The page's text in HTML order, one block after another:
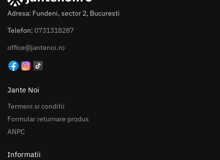
Adresa: Fundeni, sector 2, Bucuresti
Telefon: 0731318287
office@jantenoi.ro
Jante Noi
Termeni si conditii
Formular returnare produs
ANPC
Informatii